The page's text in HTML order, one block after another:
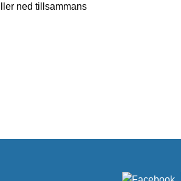
ned tillsammans